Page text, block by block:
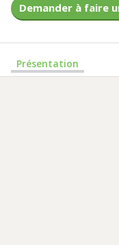
Demander à faire
Présentation